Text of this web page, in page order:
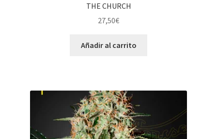
THE CHURCH
27,50€
Añadir al carrito